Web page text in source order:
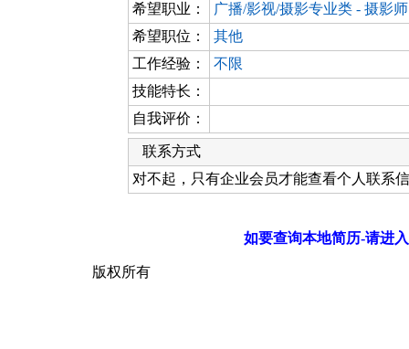
希望职业：
广播/影视/摄影专业类 - 摄影师
希望职位：
其他
工作经验：
不限
技能特长：
自我评价：
联系方式
对不起，只有企业会员才能查看个人联系
如要查询本地简历-请进
版权所有